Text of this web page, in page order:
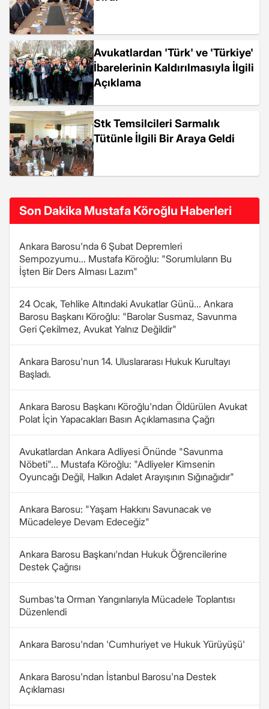
Avukatlardan 'Türk' ve 'Türkiye'
İbarelerinin Kaldırılmasıyla İlgili
Açıklama
Stk Temsilcileri Sarmalık
Tütünle İlgili Bir Araya Geldi
Son Dakika Mustafa Köroğlu Haberleri
Ankara Barosu'nda 6 Şubat Depremleri
Sempozyumu... Mustafa Köroğlu: "Sorumluların Bu
İşten Bir Ders Alması Lazım"
24 Ocak, Tehlike Altındaki Avukatlar Günü... Ankara
Barosu Başkanı Köroğlu: "Barolar Susmaz, Savunma
Geri Çekilmez, Avukat Yalnız Değildir"
Ankara Barosu'nun 14. Uluslararası Hukuk Kurultayı
Başladı.
Ankara Barosu Başkanı Köroğlu'ndan Öldürülen Avukat
Polat İçin Yapacakları Basın Açıklamasına Çağrı
Avukatlardan Ankara Adliyesi Önünde "Savunma
Nöbeti"... Mustafa Köroğlu: "Adliyeler Kimsenin
Oyuncağı Değil, Halkın Adalet Arayışının Sığınağıdır"
Ankara Barosu: "Yaşam Hakkını Savunacak ve
Mücadeleye Devam Edeceğiz"
Ankara Barosu Başkanı'ndan Hukuk Öğrencilerine
Destek Çağrısı
Sumbas'ta Orman Yangınlarıyla Mücadele Toplantısı
Düzenlendi
Ankara Barosu'ndan 'Cumhuriyet ve Hukuk Yürüyüşü'
Ankara Barosu'ndan İstanbul Barosu'na Destek
Açıklaması